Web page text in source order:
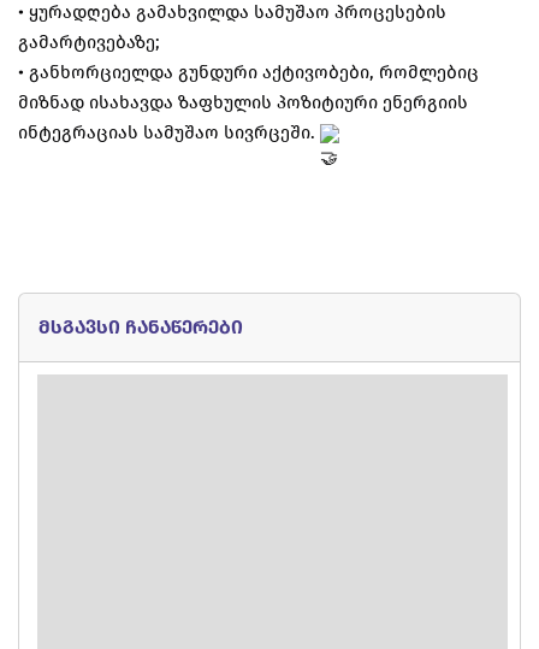
• ყურადღება გამახვილდა სამუშაო პროცესების
გამარტივებაზე;
• განხორციელდა გუნდური აქტივობები, რომლებიც
მიზნად ისახავდა ზაფხულის პოზიტიური ენერგიის
ინტეგრაციას სამუშაო სივრცეში.
მსგავსი ჩანაწერები